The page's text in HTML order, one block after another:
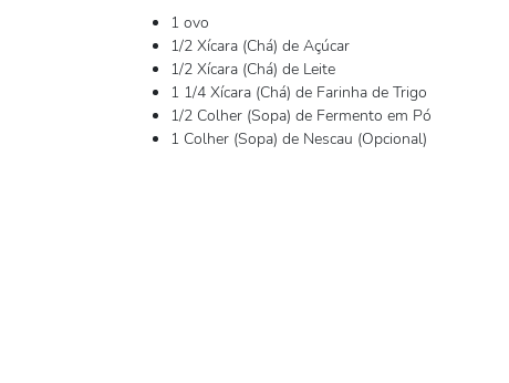
1 ovo
1/2 Xícara (Chá) de Açúcar
1/2 Xícara (Chá) de Leite
1 1/4 Xícara (Chá) de Farinha de Trigo
1/2 Colher (Sopa) de Fermento em Pó
1 Colher (Sopa) de Nescau (Opcional)